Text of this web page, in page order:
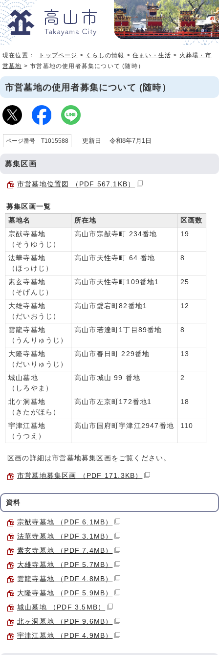
現在位置： トップページ > くらしの情報 >住まい・生活 > 火葬場・市
営墓地 > 市営墓地の使用者募集について (随時）
市営墓地の使用者募集について (随時）
ページ番号 T1015588 更新日 令和8年7月1日
募集区画
市営墓地位置図 （PDF 567.1KB）
募集区画一覧
墓地名
所在地
区画数
宗猷寺墓地
（そうゆうじ）
高山市宗猷寺町 234番地 19
法華寺墓地
（ほっけじ）
高山市天性寺町 64 番地 8
素玄寺墓地
（そげんじ）
高山市天性寺町109番地1 25
大雄寺墓地
（だいおうじ）
高山市愛宕町82番地1 12
雲龍寺墓地
（うんりゅうじ）
高山市若達町1丁目89番地 8
大隆寺墓地
（だいりゅうじ）
高山市春日町 229番地 13
城山墓地
（しろやま）
高山市城山 99 番地 2
北ケ洞墓地
（きたがほら）
高山市左京町172番地1 18
宇津江墓地
（うつえ）
高山市国府町宇津江2947番地 110
区画の詳細は市営墓地募集区画をご覧ください。
市営墓地募集区画 （PDF 171.3KB）
資料
宗猷寺墓地 （PDF 6.1MB）
法華寺墓地 （PDF 3.1MB）
素玄寺墓地 （PDF 7.4MB）
大雄寺墓地 （PDF 5.7MB）
雲龍寺墓地 （PDF 4.8MB）
大隆寺墓地 （PDF 5.9MB）
城山墓地 （PDF 3.5MB）
北ヶ洞墓地 （PDF 9.6MB）
宇津江墓地 （PDF 4.9MB）